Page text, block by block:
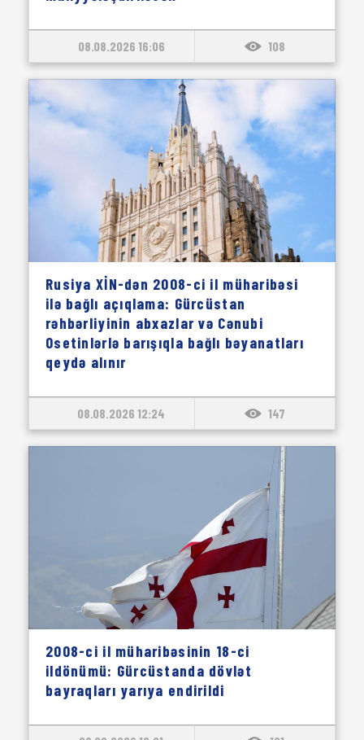
08.08.2026 16:06 108
Rusiya XİN-dən 2008-ci il müharibəsi
ilə bağlı açıqlama: Gürcüstan
rəhbərliyinin abxazlar və Cənubi
Osetinlərlə barışıqla bağlı bəyanatları
qeydə alınır
08.08.2026 12:24 147
2008-ci il müharibəsinin 18-ci
ildönümü: Gürcüstanda dövlət
bayraqları yarıya endirildi